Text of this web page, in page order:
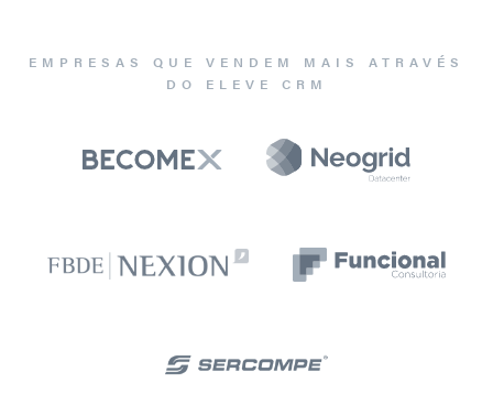
EMPRESAS QUE VENDEM MAIS ATRAVÉS
DO ELEVE CRM